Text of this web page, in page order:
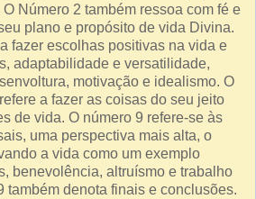
Número 2 também ressoa com fé e
plano e propósito de vida Divina.
fazer escolhas positivas na vida e
adaptabilidade e versatilidade,
motivação e idealismo. O
a fazer as coisas do seu jeito
de vida. O número 9 refere-se às
uma perspectiva mais alta, o
a vida como um exemplo
benevolência, altruísmo e trabalho
também denota finais e conclusões.